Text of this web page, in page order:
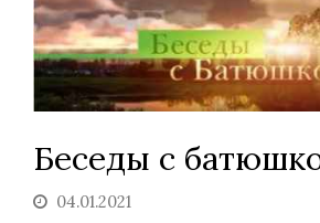
Беседы с
04.01.2021